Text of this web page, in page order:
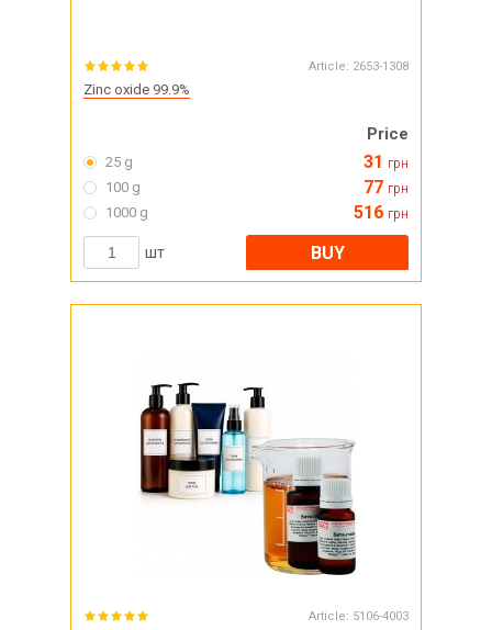
Article: 2653-1308
Zinc oxide 99.9%
Price
25 g 31 грн
100 g 77 грн
1000 g 516 грн
шт BUY
Article: 5106-4003